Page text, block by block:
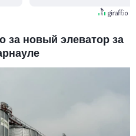
за новый элеватор за